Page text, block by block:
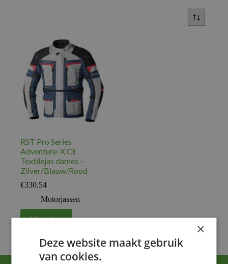
RST Pro Series
Adventure-X CE
Textilejas dames –
Zilver/Blauw/Rood
€330.54
Motorjassen
Voeg toe
×
Deze website maakt gebruik
van cookies.